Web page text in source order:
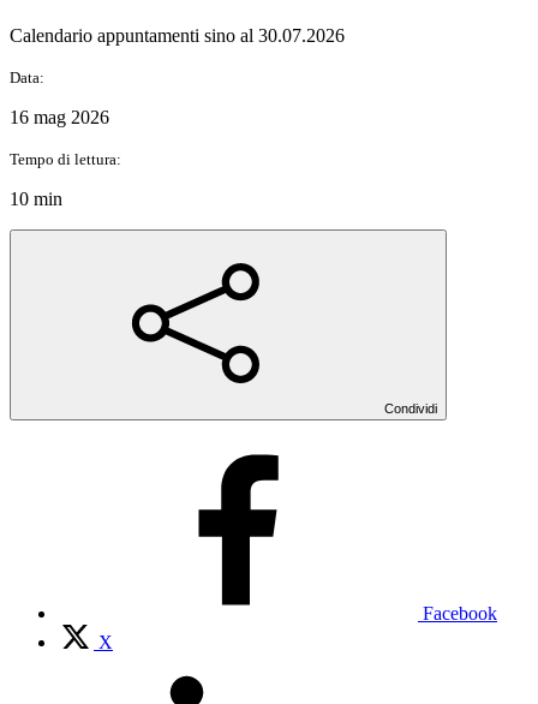
Calendario appuntamenti sino al 30.07.2026
Data:
16 mag 2026
Tempo di lettura:
10 min
Condividi
Facebook
X